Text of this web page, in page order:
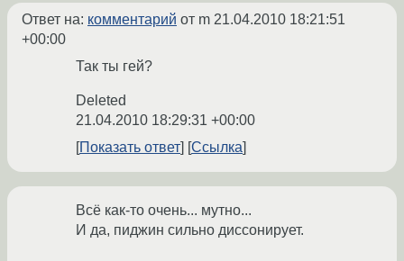
Ответ на: комментарий от m 21.04.2010 18:21:51
+00:00
Так ты гей?
Deleted
21.04.2010 18:29:31 +00:00
Показать ответ
Ссылка
Всё как-то очень... мутно...
И да, пиджин сильно диссонирует.